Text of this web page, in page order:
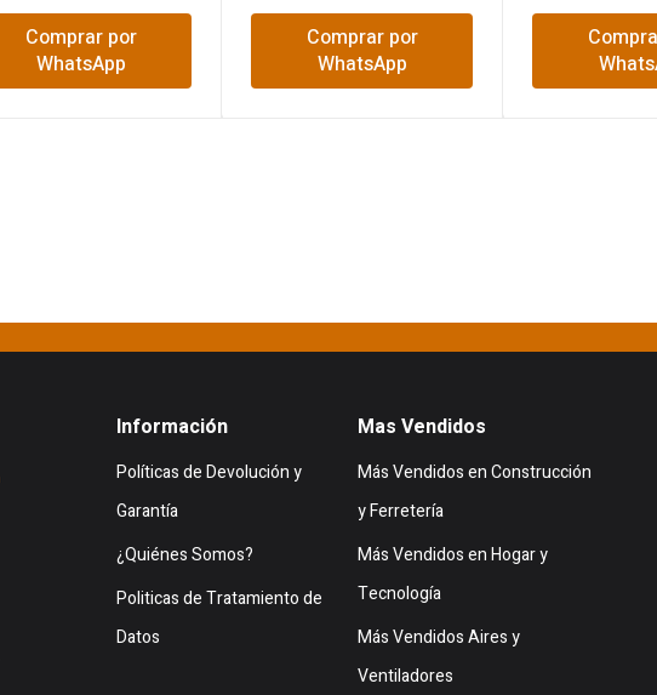
Comprar por
WhatsApp
Comprar por
WhatsApp
Información
Políticas de Devolución y
Garantía
¿Quiénes Somos?
Politicas de Tratamiento de
Datos
Mas Vendidos
Más Vendidos en Construcción
y Ferretería
Más Vendidos en Hogar y
Tecnología
Más Vendidos Aires y
Ventiladores